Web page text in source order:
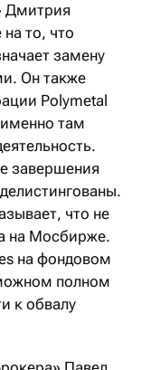
Дмитрия
то, что
замену
Он также
Polymetal
там
завершения
что не
на Мосбирже.
на фондовом
полном
к обвалу